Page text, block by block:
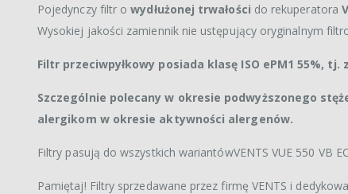
Pojedynczy filtr owydłużonej trwałości do rekuperatora
Wysokiej jakości zamiennik nie ustępujący oryginalnym
Filtr przeciwpyłkowy posiada klasę ISO ePM1 55%,
Szczególnie polecany w okresie podwyższonego
alergikom w okresie aktywności alergenów.
Filtry pasują do wszystkich wariantówVENTS VUE 550 VB
Pamiętaj! Filtry sprzedawane przez firmę VENTS i